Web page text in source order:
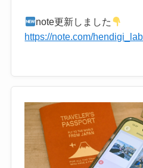
note更新しました
https://note.com/